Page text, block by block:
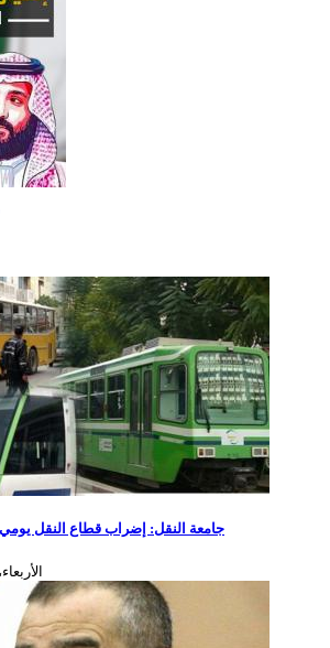
جامعة النقل: إضراب قطاع النقل يومي 25 و26 جانفي مازال قائما
الأربعاء، 28 ديسمبر، 2022 - 11:23